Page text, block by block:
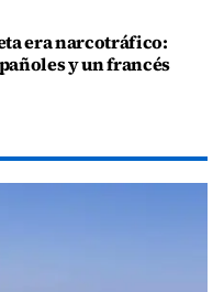
era narcotráfico:
y un francés